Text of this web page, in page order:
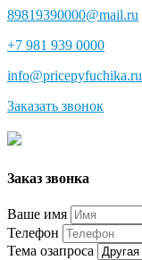
89819390000@mail.ru
+7 981 939 0000
info@pricepyfuchika.ru
Заказать звонок
Заказ звонка
Ваше имя
Телефон
Тема озапроса